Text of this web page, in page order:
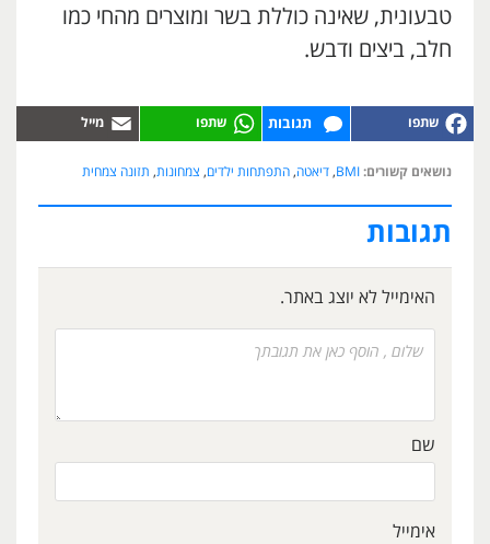
טבעונית, שאינה כוללת בשר ומוצרים מהחי כמו
חלב, ביצים ודבש.
תגובות
נושאים קשורים: BMI
, דיאטה, התפתחות ילדים, צמחונות, תזונה צמחית
תגובות
האימייל לא יוצג באתר.
שם
אימייל